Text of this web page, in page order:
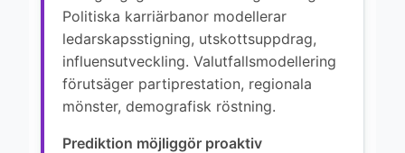
Politiska karriärbanor modellerar
ledarskapsstigning, utskottsuppdrag,
influensutveckling. Valutfallsmodellering
förutsäger partiprestation, regionala
mönster, demografisk röstning.
Prediktion möjliggör proaktiv